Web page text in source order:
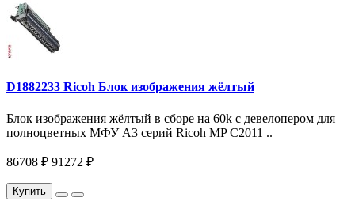
D1882233 Ricoh Блок изображения жёлтый
Блок изображения жёлтый в сборе на 60k c девелопером для
полноцветных МФУ A3 серий Ricoh MP C2011 ..
86708 ₽ 91272 ₽
Купить